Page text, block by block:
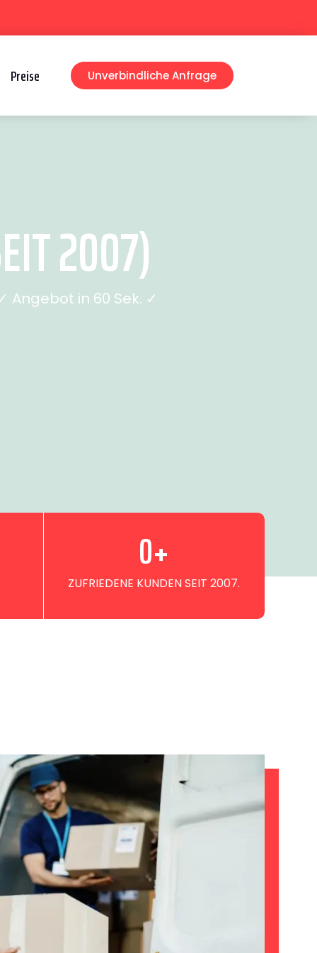
Preise Unverbindliche Anfrage
2007)
Angebot in 60 Sek. ✓
ZUFRIEDENE KUNDEN SEIT 2007.
0+